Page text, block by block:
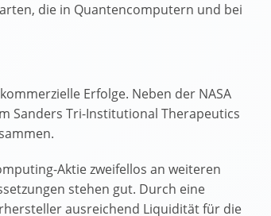
die in Quantencomputern und bei
Erfolge. Neben der NASA
Sanders Tri-Institutional Therapeutics
Aktie zweifellos an weiteren
stehen gut. Durch eine
ausreichend Liquidität für die